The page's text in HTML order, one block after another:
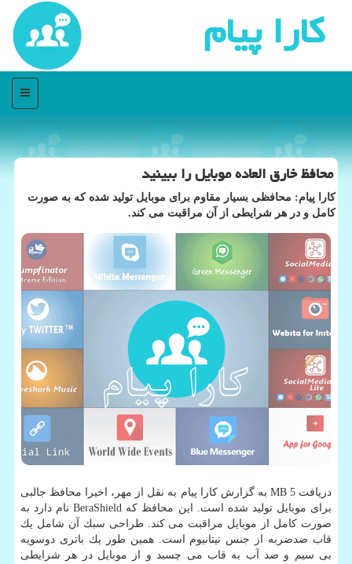
كارا پیام
منو
محافظ خارق العاده موبایل را ببینید
كارا پیام: محافظی بسیار مقاوم برای موبایل تولید شده كه به صورت
كامل و در هر شرایطی از آن مراقبت می كند.
دریافت 5 MB به گزارش كارا پیام به نقل از مهر، اخیرا محافظ جالبی
برای موبایل تولید شده است. این محافظ كه BeraShield نام دارد به
صورت كامل از موبایل مراقبت می كند. طراحی سبك آن شامل یك
قاب ضدضربه از جنس تیتانیوم است. همین طور یك باتری دوسویه
بی سیم و ضد آب به قاب می چسبد و از موبایل در هر شرایطی